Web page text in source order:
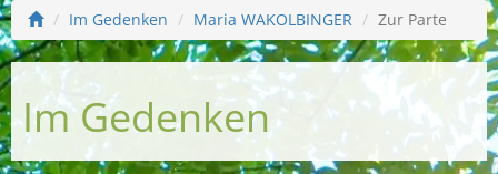
Im Gedenken Maria WAKOLBINGER Zur Parte
Im Gedenken